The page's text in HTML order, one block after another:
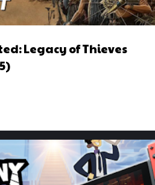
Legacy of Thieves